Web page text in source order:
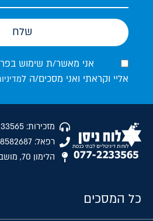
אני מאשר/ת שימוש
אליי וקראתי ואני מסכים/ה ל
שלח
מזכירות: 077-2233565
רפאל: 052-8582687
הלימון 70, מושב יגל
כל המסכים